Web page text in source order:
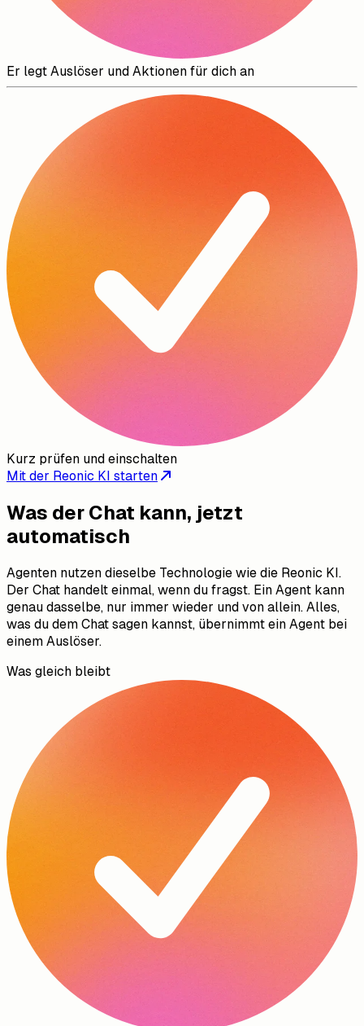
Er legt Auslöser und Aktionen für dich an
Kurz prüfen und einschalten
Mit der Reonic KI starten
Was der Chat kann, jetzt
automatisch
Agenten nutzen dieselbe Technologie wie die Reonic KI.
Der Chat handelt einmal, wenn du fragst. Ein Agent kann
genau dasselbe, nur immer wieder und von allein. Alles,
was du dem Chat sagen kannst, übernimmt ein Agent bei
einem Auslöser.
Was gleich bleibt